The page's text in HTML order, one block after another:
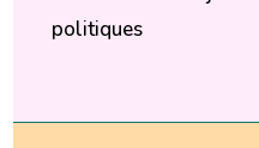
politiques